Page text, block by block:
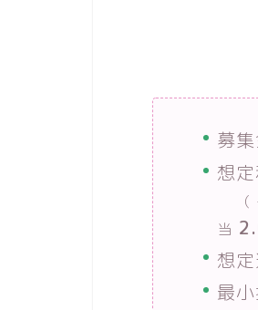
募集
想
当
想
最